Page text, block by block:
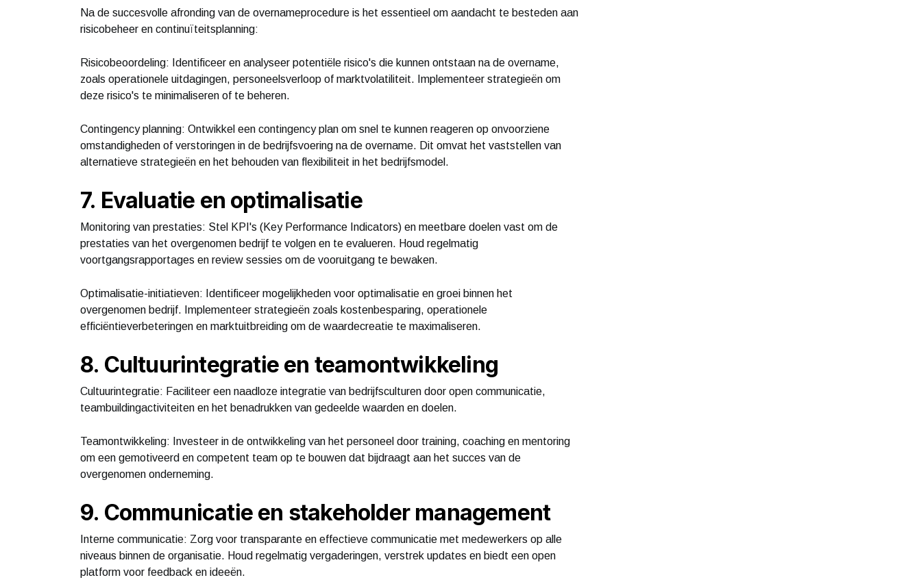
Na de succesvolle afronding van de overnameprocedure is het essentieel om aandacht te besteden aan
risicobeheer en continuïteitsplanning:
Risicobeoordeling: Identificeer en analyseer potentiële risico's die kunnen ontstaan na de overname,
zoals operationele uitdagingen, personeelsverloop of marktvolatiliteit. Implementeer strategieën om
deze risico's te minimaliseren of te beheren.
Contingency planning: Ontwikkel een contingency plan om snel te kunnen reageren op onvoorziene
omstandigheden of verstoringen in de bedrijfsvoering na de overname. Dit omvat het vaststellen van
alternatieve strategieën en het behouden van flexibiliteit in het bedrijfsmodel.
7. Evaluatie en optimalisatie
Monitoring van prestaties: Stel KPI's (Key Performance Indicators) en meetbare doelen vast om de
prestaties van het overgenomen bedrijf te volgen en te evalueren. Houd regelmatig
voortgangsrapportages en review sessies om de vooruitgang te bewaken.
Optimalisatie-initiatieven: Identificeer mogelijkheden voor optimalisatie en groei binnen het
overgenomen bedrijf. Implementeer strategieën zoals kostenbesparing, operationele
efficiëntieverbeteringen en marktuitbreiding om de waardecreatie te maximaliseren.
8. Cultuurintegratie en teamontwikkeling
Cultuurintegratie: Faciliteer een naadloze integratie van bedrijfsculturen door open communicatie,
teambuildingactiviteiten en het benadrukken van gedeelde waarden en doelen.
Teamontwikkeling: Investeer in de ontwikkeling van het personeel door training, coaching en mentoring
om een gemotiveerd en competent team op te bouwen dat bijdraagt aan het succes van de
overgenomen onderneming.
9. Communicatie en stakeholder management
Interne communicatie: Zorg voor transparante en effectieve communicatie met medewerkers op alle
niveaus binnen de organisatie. Houd regelmatig vergaderingen, verstrek updates en biedt een open
platform voor feedback en ideeën.